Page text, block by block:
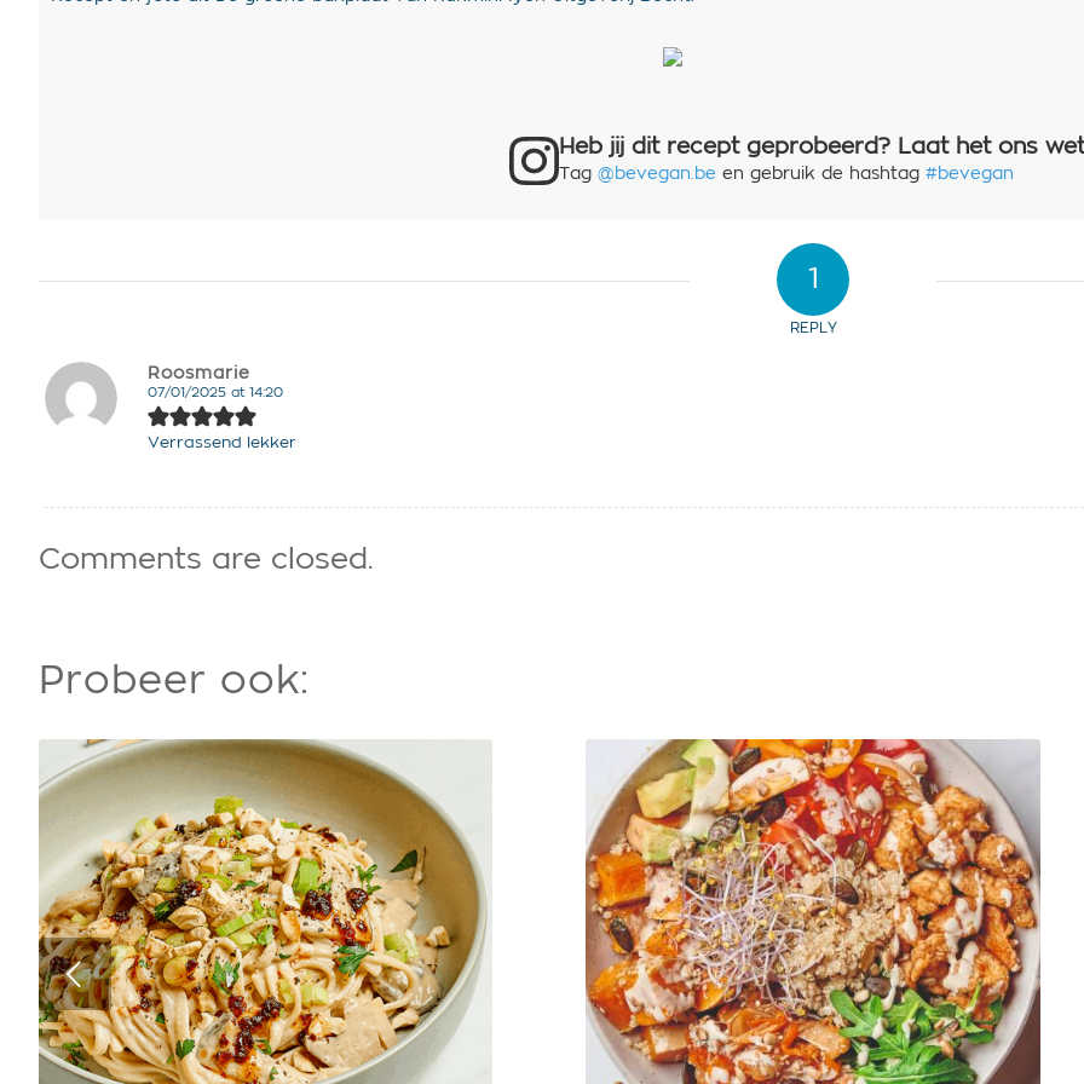
Heb jij dit recept geprobeerd? Laat het ons
Tag @bevegan.be en gebruik de hashtag #bevegan
1
REPLY
Roosmarie
says:
07/01/2025 at 14:20
Verrassend lekker
Comments are closed.
Probeer ook: